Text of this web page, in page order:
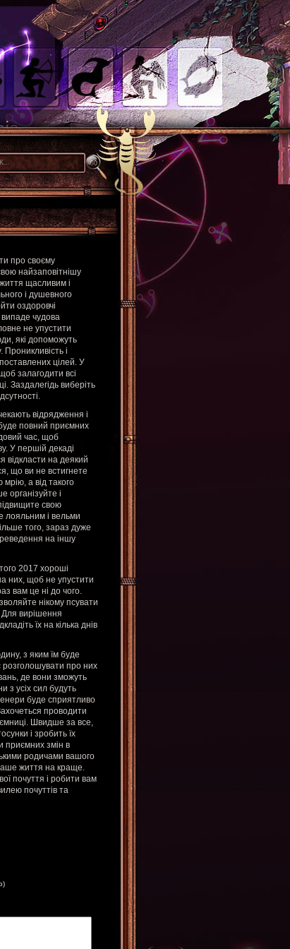
про своєму
найзаповітнішу
щасливим і
і душевного
оздоровчі
чудова
не упустити
які допоможуть
Проникливість і
цілей. У
залагодити всі
Заздалегідь виберіть
відрядження і
повний приємних
час, щоб
У першій декаді
відкласти на деякий
що ви не встигнете
а від такого
організуйте і
свою
лояльним і вельми
того, зараз дуже
на іншу
2017 хороші
них, щоб не упустити
вам це ні до чого.
нікому псувати
Для вирішення
їх на кілька днів
з яким їм буде
розголошувати про них
де вони зможуть
з усіх сил будуть
буде сприятливо
проводити
Швидше за все,
і зробить їх
приємних змін в
родичами вашого
життя на краще.
почуття і робити вам
почуттів та